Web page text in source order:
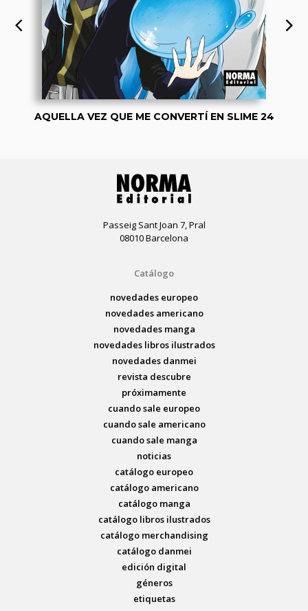
AQUELLA VEZ QUE ME CONVERTÍ EN SLIME 24
Passeig Sant Joan 7, Pral
08010 Barcelona
Catálogo
novedades europeo
novedades americano
novedades manga
novedades libros ilustrados
novedades danmei
revista descubre
próximamente
cuando sale europeo
cuando sale americano
cuando sale manga
noticias
catálogo europeo
catálogo americano
catálogo manga
catálogo libros ilustrados
catálogo merchandising
catálogo danmei
edición digital
géneros
etiquetas